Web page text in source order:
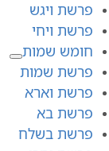
פרשת ויגש
פרשת ויחי
חומש שמות
פרשת שמות
פרשת וארא
פרשת בא
פרשת בשלח